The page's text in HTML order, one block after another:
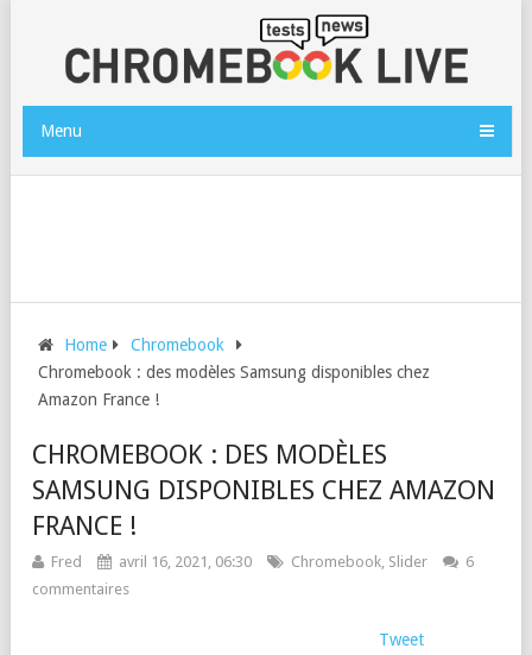
Menu
Home
Chromebook
Chromebook : des modèles Samsung disponibles chez
Amazon France !
CHROMEBOOK : DES MODÈLES
SAMSUNG DISPONIBLES CHEZ AMAZON
FRANCE !
Fred avril 16, 2021, 06:30 Chromebook, Slider
6
commentaires
Tweet